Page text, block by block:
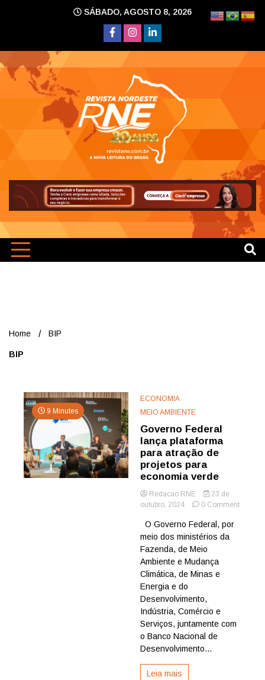
SÁBADO, AGOSTO 8, 2026
Home BIP
BIP
9 Minutes
ECONOMIA
MEIO AMBIENTE
Governo Federal
lança plataforma
para atração de
projetos para
economia verde
Redacao RNE
23 de
outubro, 2024
0 Commenton
O Governo Federal, por
meio dos ministérios da
Fazenda, de Meio
Ambiente e Mudança
Climática, de Minas e
Energia e do
Desenvolvimento,
Indústria, Comércio e
Serviços, juntamente com
o Banco Nacional de
Desenvolvimento...
Leia mais